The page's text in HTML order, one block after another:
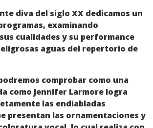
diva del siglo XX dedicamos un
examinando
cualidades y su performance
aguas del repertorio de
comprobar como una
como Jennifer Larmore logra
las endiabladas
presentan las ornamentaciones y